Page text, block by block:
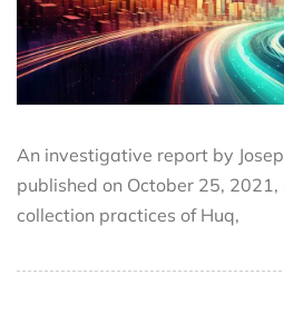
An investigative report by
published on October 25,
collection practices of Huq,